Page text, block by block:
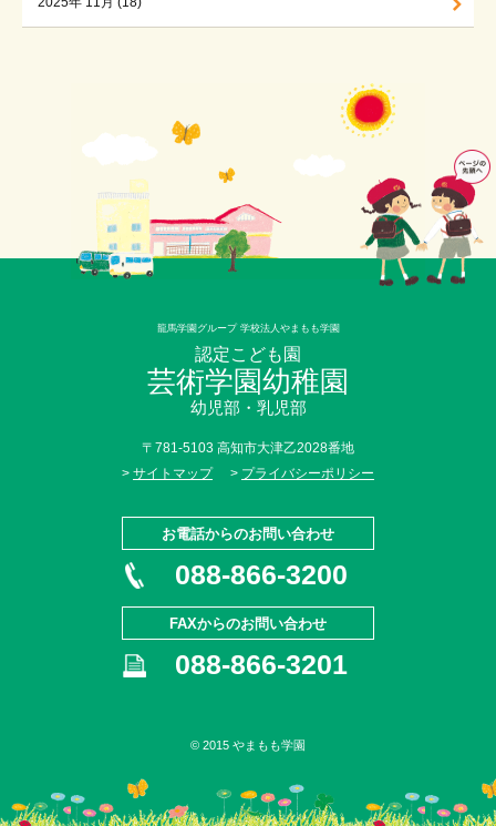
龍馬学園グループ 学校法人やまもも学園
認定こども園
芸術学園幼稚園
幼児部・乳児部
〒781-5103 高知市大津乙2028番地
> サイトマップ > プライバシーポリシー
お電話からのお問い合わせ
088-866-3200
FAXからのお問い合わせ
088-866-3201
© 2015 やまもも学園